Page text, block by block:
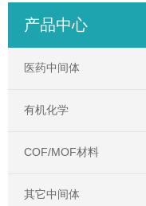
产品中心
医药中间体
有机化学
COF/MOF材料
其它中间体